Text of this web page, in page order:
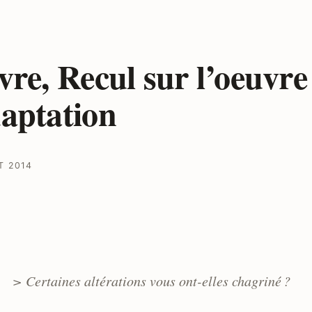
Recul sur
2014
> Certaines altérations vous ont-elles chagriné ?